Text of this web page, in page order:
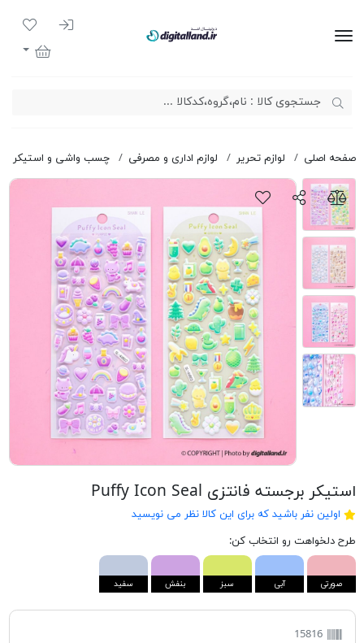
ورود به
لیست
سبد خرید
صفحه اصلی لوازم تحریر لوازم اداری و مصرفی چسب واشی و استیکر
استیکر برجسته فانتزی Puffy Icon Seal
اولین نفر باشید که برای این کالا نظر می نویسید
طرح دلخواهت رو انتخاب کن:
صورتی آبی سبز بنفش سفید
15816